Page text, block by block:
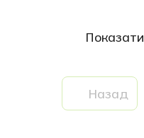
Назад